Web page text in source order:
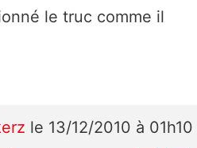
le truc comme il
le 13/12/2010 à 01h10